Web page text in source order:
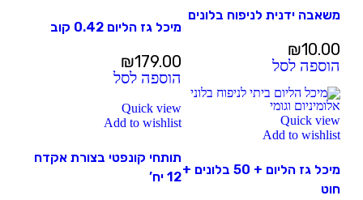
משאבה ידנית לניפוח בלונים
₪10.00
הוספה לסל
מיכל גז הליום 0.42 קוב
₪179.00
הוספה לסל
Quick view
Add to wishlist
מיכל גז הליום + 50 בלונים +
חוט
Quick view
Add to wishlist
תותחי קונפטי בצורת אקדח
12 יח’